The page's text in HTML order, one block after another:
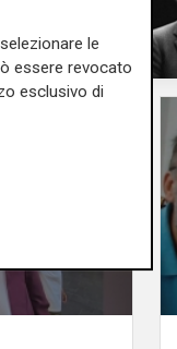
le
essere revocato
esclusivo di